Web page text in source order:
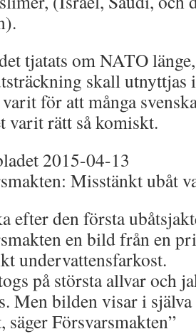
tjatats om NATO
skall
för att många
varit rätt så komiskt.
2015-04-13
Misstänkt ubåt
efter den första
en bild från en
undervattensfarkost.
på största allvar och
Men bilden visar i
säger Försvarsmakten”